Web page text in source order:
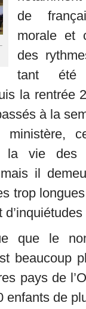
de
morale et
des
tant
la rentrée
à la
ministère,
la vie des
il
trop
que le
beaucoup
pays de
enfants de